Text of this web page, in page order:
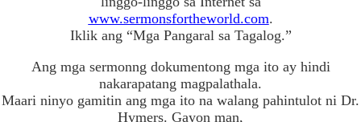
www.sermonsfortheworld.com.
Iklik ang “Mga Pangaral sa Tagalog.”
Ang mga sermonng dokumentong mga ito ay hindi
nakarapatang magpalathala.
Maari ninyo gamitin ang mga ito na walang pahintulot ni Dr.
Hymers. Gayon man,